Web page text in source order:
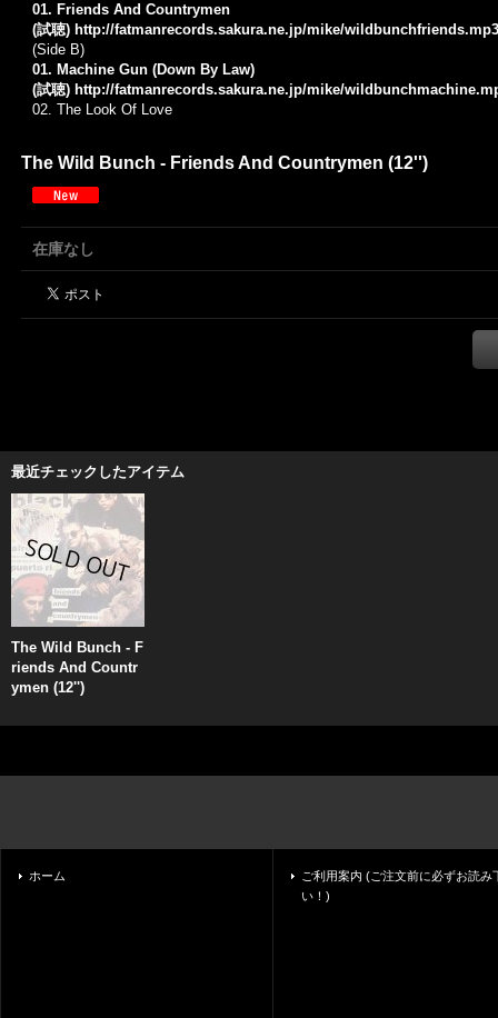
01. Friends And Countrymen
(試聴) http://fatmanrecords.sakura.ne.jp/mike/wildbunchfriends.mp3
(Side B)
01. Machine Gun (Down By Law)
(試聴) http://fatmanrecords.sakura.ne.jp/mike/
02. The Look Of Love
The Wild Bunch - Friends And Countrymen (12'')
在庫なし
最近チェックしたアイテム
The Wild Bunch - F
riends And Countr
ymen (12'')
ホーム
ご利用案内 (ご注文前に必ずお読み
い！)